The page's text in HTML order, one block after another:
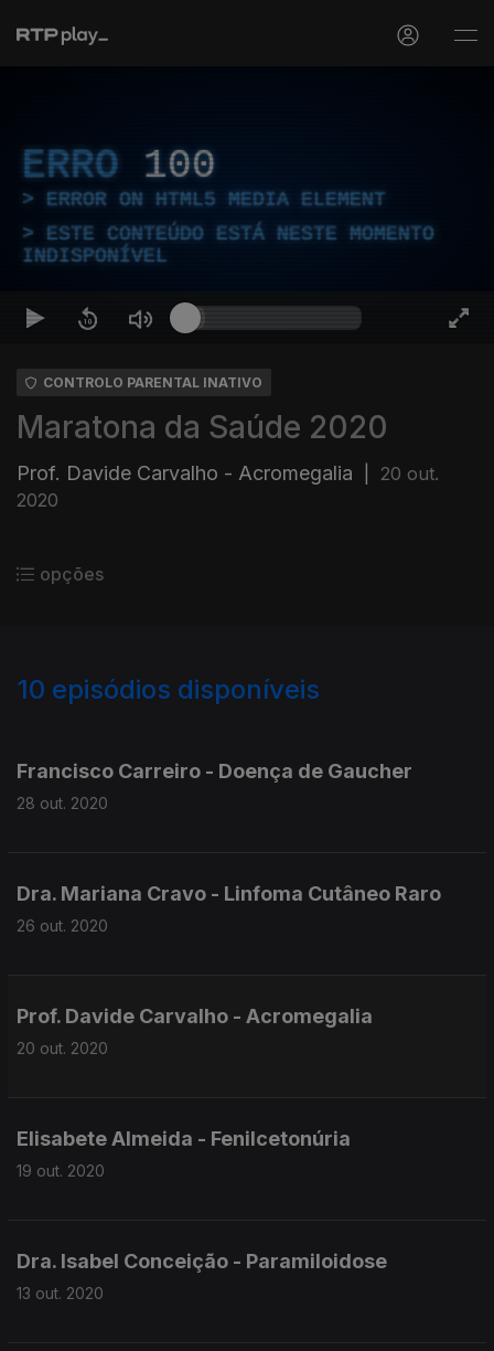
ERRO 100
ERROR ON HTML5 MEDIA ELEMENT
ESTE CONTEÚDO ESTÁ NESTE MOMENTO
INDISPONÍVEL
CONTROLO PARENTAL INATIVO
Maratona da Saúde 2020
Prof. Davide Carvalho - Acromegalia
20 out.
2020
opções
10 episódios disponíveis
Francisco Carreiro - Doença de Gaucher
28 out. 2020
Dra. Mariana Cravo - Linfoma Cutâneo Raro
26 out. 2020
Prof. Davide Carvalho - Acromegalia
20 out. 2020
Elisabete Almeida - Fenilcetonúria
19 out. 2020
Dra. Isabel Conceição - Paramiloidose
13 out. 2020